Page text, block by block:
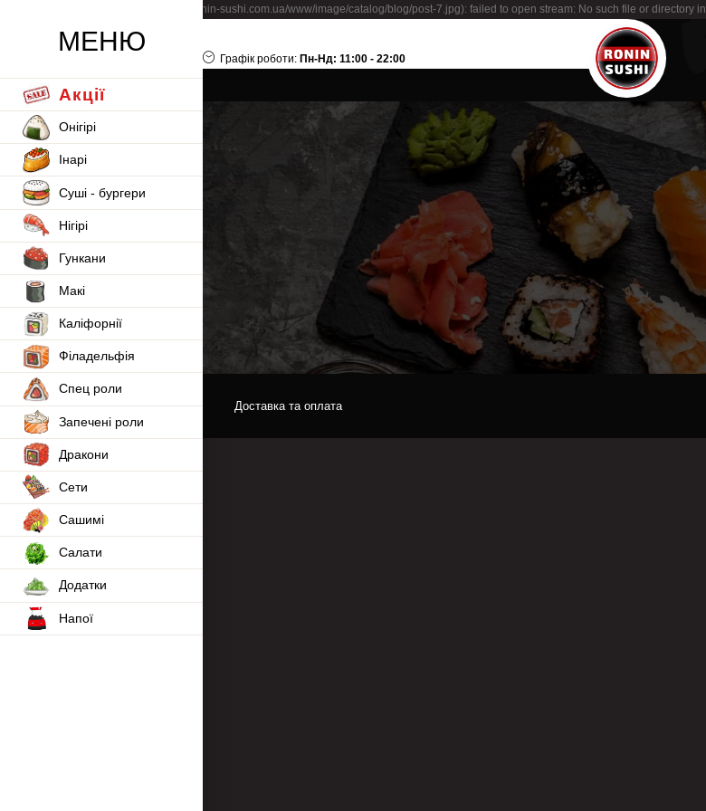
: getimagesize(/home/printing/ronin-sushi.com.ua/www/image/catalog/blog/post-7.jpg): failed to open stream: No such file or directory in
МЕНЮ
Акції
Онігірі
Інарі
Суші - бургери
Нігірі
Гункани
Макі
Каліфорнії
Філадельфія
Спец роли
Запечені роли
Дракони
Сети
Сашимі
Салати
Додатки
Напої
Графік роботи: Пн-Нд: 11:00 - 22:00
Establishing Your Brand on College Campuses
Доставка та оплата